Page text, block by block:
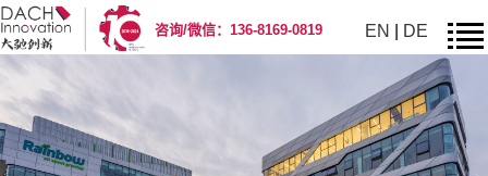
咨询/微信：136-8169-0819 EN DE